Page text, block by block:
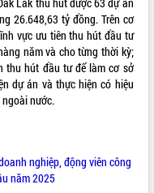
26.648,63 tỷ đồng. Trên cơ
vực ưu tiên thu hút đầu tư
năm và cho từng thời kỳ;
thu hút đầu tư để làm cơ sở
dự án và thực hiện có hiệu
nước.
nghiệp, động viên công
năm 2025